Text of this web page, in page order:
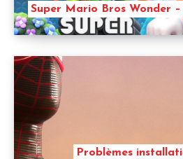
Super Mario Bros Wonder –
Problèmes